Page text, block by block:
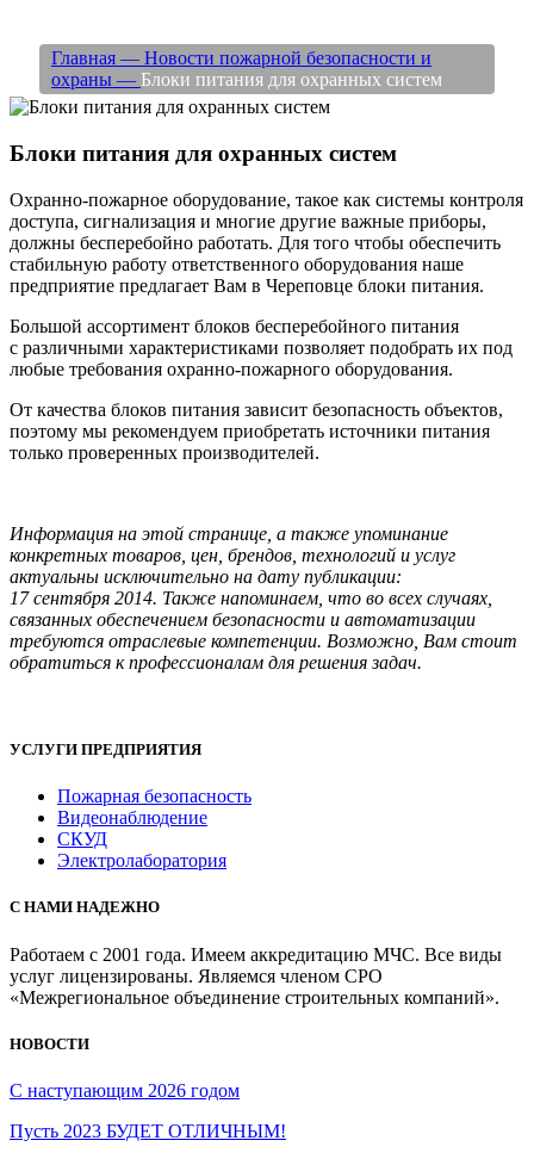
Главная — Новости пожарной безопасности и
охраны — Блоки питания для охранных систем
Блоки питания для охранных систем
Охранно-пожарное оборудование, такое как системы контроля
доступа, сигнализация и многие другие важные приборы,
должны бесперебойно работать. Для того чтобы обеспечить
стабильную работу ответственного оборудования наше
предприятие предлагает Вам в Череповце блоки питания.
Большой ассортимент блоков бесперебойного питания
с различными характеристиками позволяет подобрать их под
любые требования охранно-пожарного оборудования.
От качества блоков питания зависит безопасность объектов,
поэтому мы рекомендуем приобретать источники питания
только проверенных производителей.
Информация на этой странице, а также упоминание
конкретных товаров, цен, брендов, технологий и услуг
актуальны исключительно на дату публикации:
17 сентября 2014. Также напоминаем, что во всех случаях,
связанных обеспечением безопасности и автоматизации
требуются отраслевые компетенции. Возможно, Вам стоит
обратиться к профессионалам для решения задач.
УСЛУГИ ПРЕДПРИЯТИЯ
Пожарная безопасность
Видеонаблюдение
СКУД
Электролаборатория
С НАМИ НАДЕЖНО
Работаем с 2001 года. Имеем аккредитацию МЧС. Все виды
услуг лицензированы. Являемся членом СРО
«Межрегиональное объединение строительных компаний».
НОВОСТИ
С наступающим 2026 годом
Пусть 2023 БУДЕТ ОТЛИЧНЫМ!